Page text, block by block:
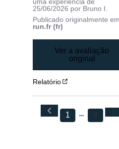
uma experiência de
25/06/2026 por Bruno I.
Publicado originalmente
run.fr (fr)
Ver a avaliação
original
Relatório
1 8